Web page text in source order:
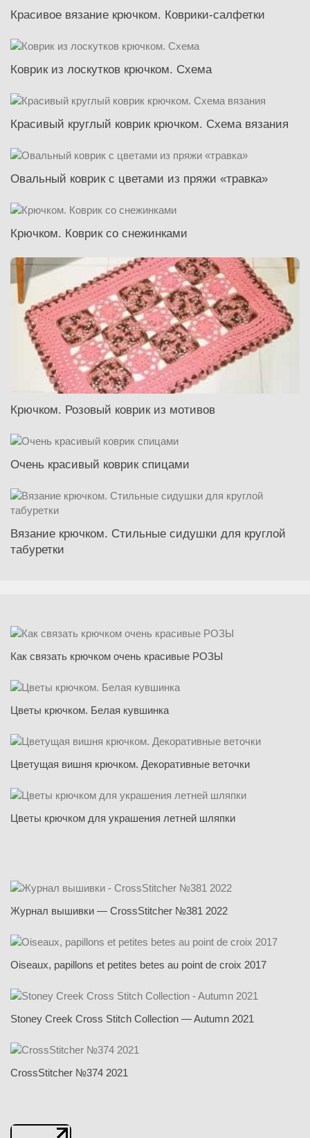
Красивое вязание крючком. Коврики-салфетки
Коврик из лоскутков крючком. Схема
Красивый круглый коврик крючком. Схема вязания
Овальный коврик с цветами из пряжи «травка»
Крючком. Коврик со снежинками
Крючком. Розовый коврик из мотивов
Очень красивый коврик спицами
Вязание крючком. Стильные сидушки для круглой
табуретки
Как связать крючком очень красивые РОЗЫ
Цветы крючком. Белая кувшинка
Цветущая вишня крючком. Декоративные веточки
Цветы крючком для украшения летней шляпки
Журнал вышивки — CrossStitcher №381 2022
Oiseaux, papillons et petites betes au point de croix 2017
Stoney Creek Cross Stitch Collection — Autumn 2021
CrossStitcher №374 2021